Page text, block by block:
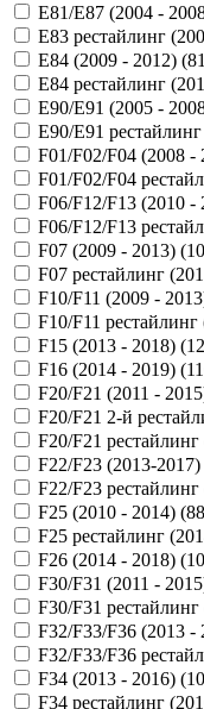
E81/E87 (2004 -
E83 рестайлинг
E84 (2009 - 2012) (81
E84 рестайлинг
E90/E91 (2005 -
E90/E91
F01/F02/F04 (2008 -
F01/F02/F04
F06/F12/F13 (2010 -
F06/F12/F13
F07 (2009 - 2013) (
F07 рестайлинг
F10/F11 (2009 -
F10/F11
F15 (2013 - 2018) (
F16 (2014 - 2019) (
F20/F21 (2011 -
F20/F21 2-й
F20/F21
F22/F23 (2013-2017)
F22/F23
F25 (2010 - 2014) (88
F25 рестайлинг
F26 (2014 - 2018) (
F30/F31 (2011 -
F30/F31
F32/F33/F36 (2013 -
F32/F33/F36
F34 (2013 - 2016) (
F34 рестайлинг